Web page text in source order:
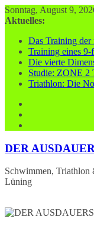
Zum
Inhalt
Sonntag, August 9,
Aktuelles:
Das Training
Training eines 9-
Die vierte
Studie: ZONE 2
Triathlon: Die
DER
Schwimmen, Triathlon
Lüning